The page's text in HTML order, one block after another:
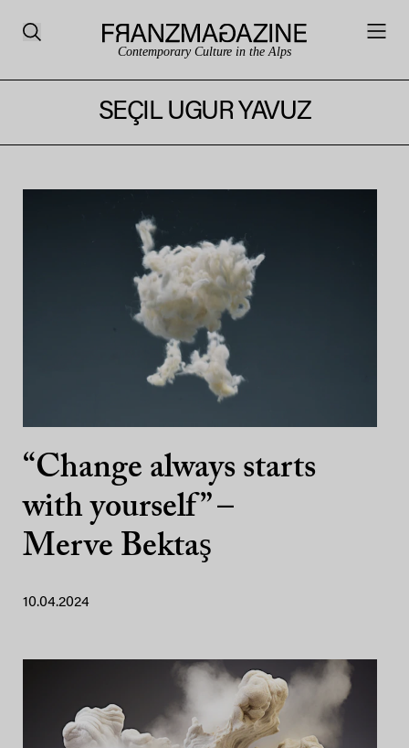
Contemporary Culture in the Alps
SEÇIL UGUR YAVUZ
“Change always starts
with yourself” –
Merve Bektaş
10.04.2024